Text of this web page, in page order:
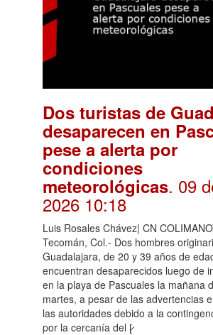
Dos turistas de
desaparecen en
pese a alerta por
condiciones
meteorológicas. 09
2026 10:18
Luis Rosales Chávez| CN
Tecomán, Col.- Dos hombres
Guadalajara, de 20 y 39 años de
encuentran desaparecidos luego de
en la playa de Pascuales la mañana
martes, a pesar de las advertencias
las autoridades debido a la
por la cercanía del [̷